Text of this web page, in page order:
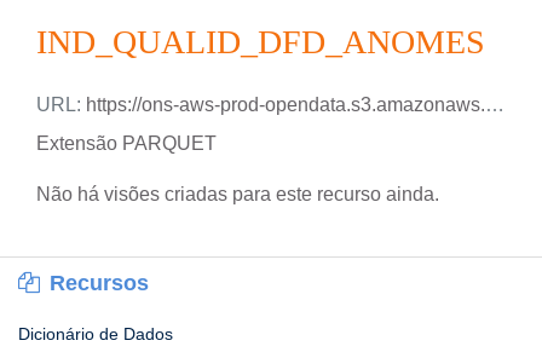
IND_QUALID_DFD_ANOMES
URL: https://ons-aws-prod-opendata.s3.amazonaws.com/dataset/ind_qualid_dfd_meano/IND_QUALID_DFD_MEANO.parquet
Extensão PARQUET
Não há visões criadas para este recurso ainda.
Recursos
Dicionário de Dados